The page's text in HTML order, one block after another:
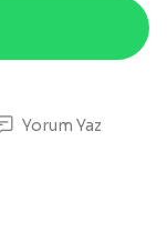
Yorum Yaz